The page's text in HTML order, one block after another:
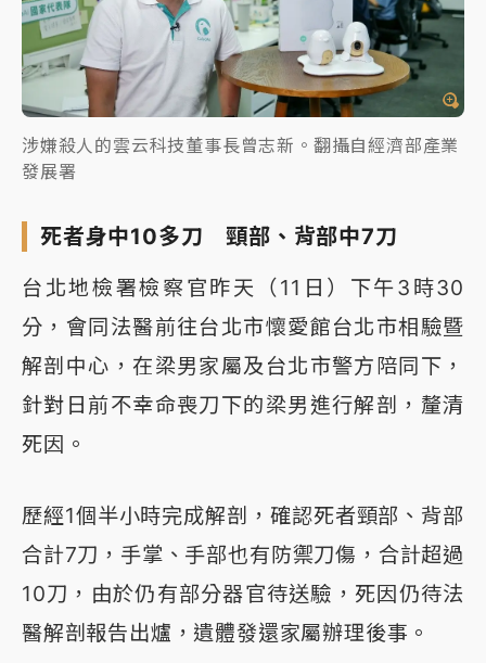
涉嫌殺人的雲云科技董事長曾志新。翻攝自經濟部產業
發展署
死者身中10多刀 頸部、背部中7刀
台北地檢署檢察官昨天（11日）下午3時30
分，會同法醫前往台北市懷愛館台北市相驗暨
解剖中心，在梁男家屬及台北市警方陪同下，
針對日前不幸命喪刀下的梁男進行解剖，釐清
死因。
歷經1個半小時完成解剖，確認死者頸部、背部
合計7刀，手掌、手部也有防禦刀傷，合計超過
10刀，由於仍有部分器官待送驗，死因仍待法
醫解剖報告出爐，遺體發還家屬辦理後事。